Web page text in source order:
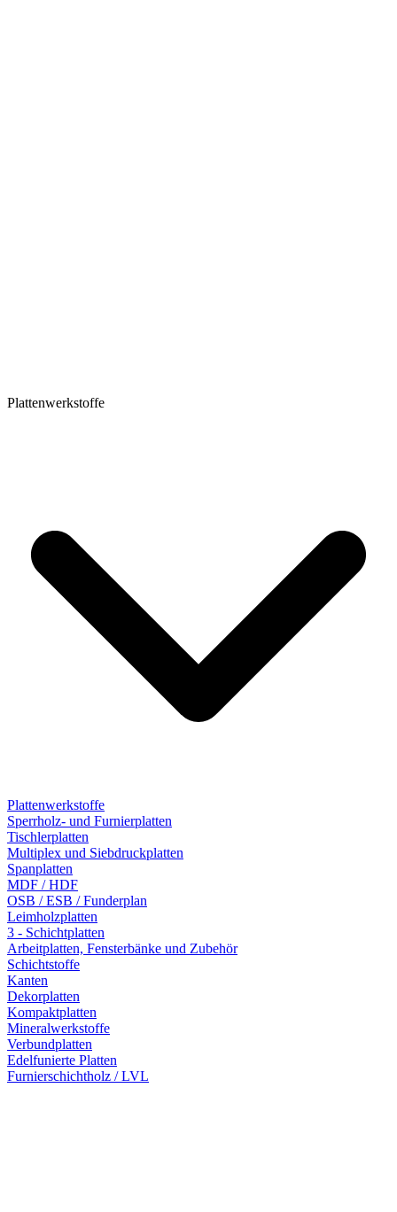
Plattenwerkstoffe
Plattenwerkstoffe
Sperrholz- und Furnierplatten
Tischlerplatten
Multiplex und Siebdruckplatten
Spanplatten
MDF / HDF
OSB / ESB / Funderplan
Leimholzplatten
3 - Schichtplatten
Arbeitplatten, Fensterbänke und Zubehör
Schichtstoffe
Kanten
Dekorplatten
Kompaktplatten
Mineralwerkstoffe
Verbundplatten
Edelfunierte Platten
Furnierschichtholz / LVL